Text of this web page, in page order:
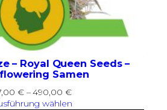
– Royal Queen Seeds –
Samen
€ –490,00 €Preisspanne:
27,00 €
wählen